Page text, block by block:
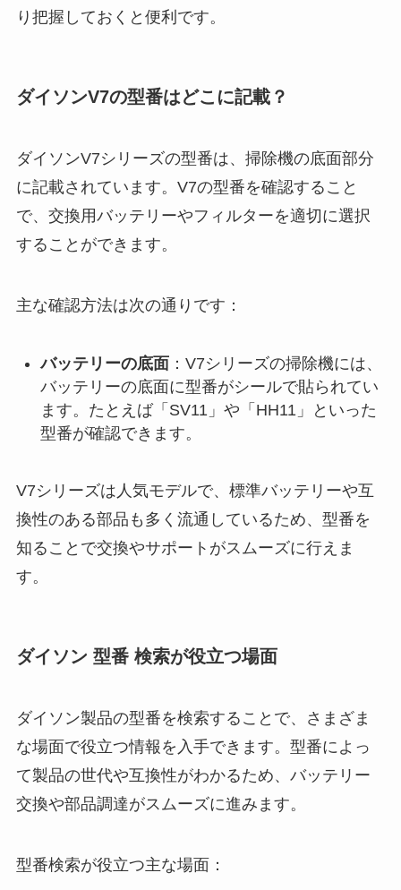
り把握しておくと便利です。
ダイソンV7の型番はどこに記載？
ダイソンV7シリーズの型番は、掃除機の底面部分
に記載されています。V7の型番を確認すること
で、交換用バッテリーやフィルターを適切に選択
することができます。
主な確認方法は次の通りです：
バッテリーの底面：V7シリーズの掃除機には、
バッテリーの底面に型番がシールで貼られてい
ます。たとえば「SV11」や「HH11」といった
型番が確認できます。
V7シリーズは人気モデルで、標準バッテリーや互
換性のある部品も多く流通しているため、型番を
知ることで交換やサポートがスムーズに行えま
す。
ダイソン 型番 検索が役立つ場面
ダイソン製品の型番を検索することで、さまざま
な場面で役立つ情報を入手できます。型番によっ
て製品の世代や互換性がわかるため、バッテリー
交換や部品調達がスムーズに進みます。
型番検索が役立つ主な場面：